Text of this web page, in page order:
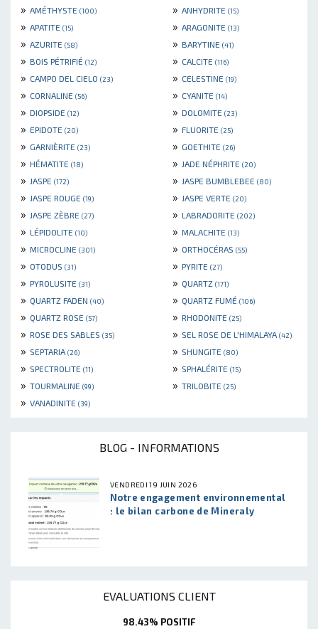
» AMÉTHYSTE (100) » ANHYDRITE (15)
» APATITE (15) » ARAGONITE (13)
» AZURITE (58) » BARYTINE (41)
» BOIS PÉTRIFIÉ (12) » CALCITE (116)
» CAMPO DEL CIELO (23) » CELESTINE (19)
» CORNALINE (56) » CYANITE (14)
» DIOPSIDE (12) » DOLOMITE (23)
» EPIDOTE (20) » FLUORITE (25)
» GARNIÈRITE (23) » GOETHITE (26)
» HÉMATITE (18) » JADE NÉPHRITE (20)
» JASPE (172) » JASPE BUMBLEBEE (80)
» JASPE ROUGE (19) » JASPE VERTE (20)
» JASPE ZÈBRE (27) » LABRADORITE (202)
» LÉPIDOLITE (10) » MALACHITE (13)
» MICROCLINE (301) » ORTHOCÉRAS (55)
» OTODUS (31) » PYRITE (27)
» PYROLUSITE (31) » QUARTZ (171)
» QUARTZ FADEN (40) » QUARTZ FUMÉ (106)
» QUARTZ ROSE (57) » RHODONITE (25)
» ROSE DES SABLES (35) » SEL ROSE DE L'HIMALAYA (42)
» SEPTARIA (26) » SHUNGITE (80)
» SPECTROLITE (11) » SPHALÉRITE (15)
» TOURMALINE (99) » TRILOBITE (25)
» VANADINITE (39)
BLOG - INFORMATIONS
VENDREDI 19 JUIN 2026
Notre engagement environnemental
: le bilan carbone de Mineraly
EVALUATIONS CLIENT
98.43% POSITIF